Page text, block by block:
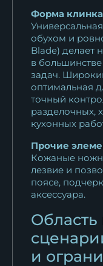
Форма
обухом и
Blade)
в
задач.
оптимальная
точный
разделочных,
кухонных
Прочие
Кожаные
лезвие и
поясе,
аксессуара.
и